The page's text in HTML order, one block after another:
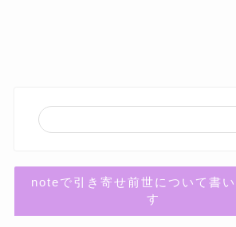
noteで引き寄せ前世について書い
す